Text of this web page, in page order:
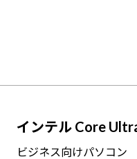
インテル Core
ビジネス向けパソコン